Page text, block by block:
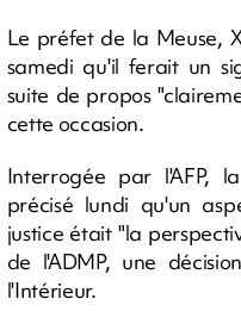
Le préfet de la Meuse,
samedi qu'il ferait un
suite de propos
cette occasion.
Interrogée par l'AFP,
précisé lundi qu'un
justice était "la
de l'ADMP, une
l'Intérieur.